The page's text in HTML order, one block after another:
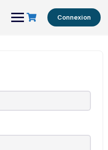
Connexion